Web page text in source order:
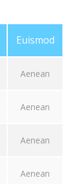
Euismod
Aenean
Aenean
Aenean
Aenean